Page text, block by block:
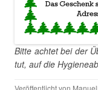
Bitte achtet bei der
tut, auf die
Veröffentlicht von